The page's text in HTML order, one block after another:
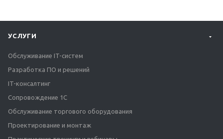
УСЛУГИ
Обслуживание IT-систем
Разработка ПО и решений
IT-консалтинг
Сопровождение 1С
Обслуживание торгового оборудования
Проектирование и монтаж